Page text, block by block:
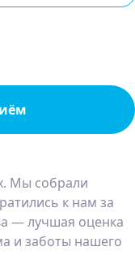
Мы собрали
к нам за
— лучшая оценка
и заботы нашего